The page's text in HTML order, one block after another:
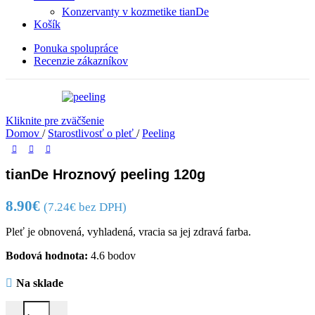
Konzervanty v kozmetike tianDe
Košík
Ponuka spolupráce
Recenzie zákazníkov
Kliknite pre zväčšenie
Domov / Starostlivosť o pleť / Peeling
tianDe Hroznový peeling 120g
8.90€ (7.24€ bez DPH)
Pleť je obnovená, vyhladená, vracia sa jej zdravá farba.
Bodová hodnota: 4.6 bodov
Na sklade
množstvo tianDe Hroznový peeling 120g